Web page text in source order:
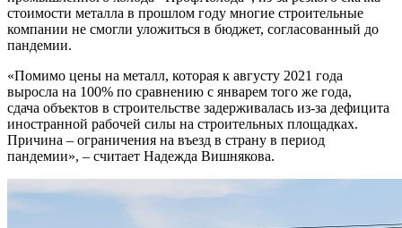
стоимости металла в прошлом году многие строительные
компании не смогли уложиться в бюджет, согласованный до
пандемии.
«Помимо цены на металл, которая к августу 2021 года
выросла на 100% по сравнению с январем того же года,
сдача объектов в строительстве задерживалась из-за дефицита
иностранной рабочей силы на строительных площадках.
Причина – ограничения на въезд в страну в период
пандемии», – считает Надежда Вишнякова.